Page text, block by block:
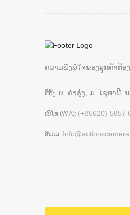
ຄວາມພຶງພໍໃຈຂອງລູກຄ້າຕ້ອ
ທີ່ຕັ້ງ: ບ. ຄຳຮຸ່ງ, ມ. ໄຊທານີ,
ເບີໂທ (W.A): (+85620) 5857
ອີເມລ: